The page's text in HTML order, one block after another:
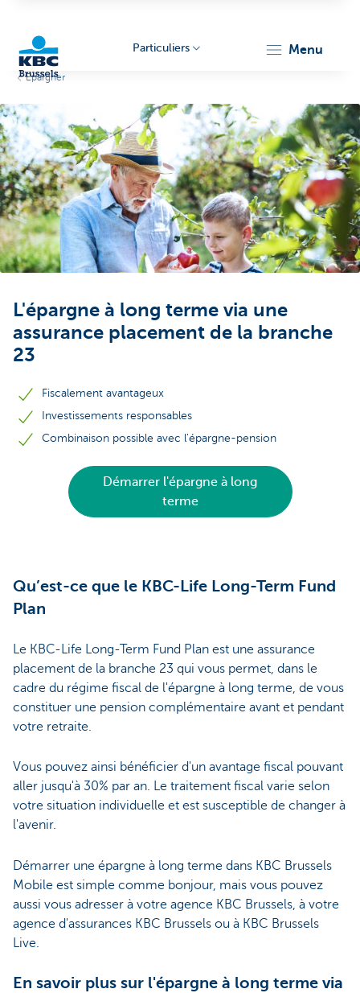
Brussels
Particuliers menu
Epargner
L'épargne à long terme via une
assurance placement de la branche
23
Fiscalement avantageux
Investissements responsables
Combinaison possible avec l'épargne-pension
Démarrer l'épargne à long
terme
Qu’est-ce que le KBC-Life Long-Term Fund
Plan
Le KBC-Life Long-Term Fund Plan est une assurance
placement de la branche 23 qui vous permet, dans le
cadre du régime fiscal de l'épargne à long terme, de vous
constituer une pension complémentaire avant et pendant
votre retraite.
Vous pouvez ainsi bénéficier d'un avantage fiscal pouvant
aller jusqu'à 30% par an. Le traitement fiscal varie selon
votre situation individuelle et est susceptible de changer à
l'avenir.
Démarrer une épargne à long terme dans KBC Brussels
Mobile est simple comme bonjour, mais vous pouvez
aussi vous adresser à votre agence KBC Brussels, à votre
agence d'assurances KBC Brussels ou à KBC Brussels
Live.
En savoir plus sur l'épargne à long terme via